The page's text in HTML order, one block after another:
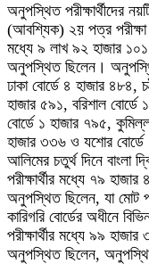
অনুপস্থিত পরীক্ষার্থীদের
(আবশ্যিক) ২য় পত্র পরীক্ষা
মধ্যে ৯ লাখ ৯২ হাজার
অনুপস্থিত ছিলেন।
ঢাকা বোর্ডে ৪ হাজার ৪৮৪,
হাজার ৫৯১, বরিশাল
বোর্ডে ১ হাজার ৭৯৫,
হাজার ৩৩৬ ও যশোর বোর্ডে
আলিমের চতুর্থ দিনে বাংলা
পরীক্ষার্থীর মধ্যে ৭৯
অনুপস্থিত ছিলেন, যা মোট
কারিগরি বোর্ডের অধীনে
পরীক্ষার্থীর মধ্যে ৯৯
অনুপস্থিত ছিলেন,